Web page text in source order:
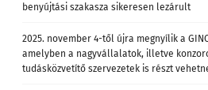
benyújtási szakasza sikeresen lezárult
2025. november 4-től újra megnyílik a
amelyben a nagyvállalatok, illetve
tudásközvetítő szervezetek is részt